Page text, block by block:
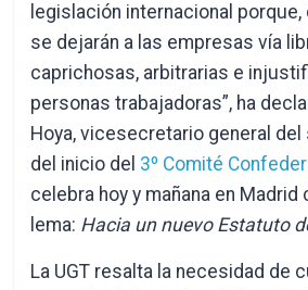
legislación internacional
se dejarán a las empresas vía
caprichosas, arbitrarias e
personas trabajadoras”, ha
Hoya, vicesecretario general
del inicio del 3º Comité
celebra hoy y mañana en Madrid
lema: Hacia un nuevo Estatuto
La UGT resalta la necesidad de